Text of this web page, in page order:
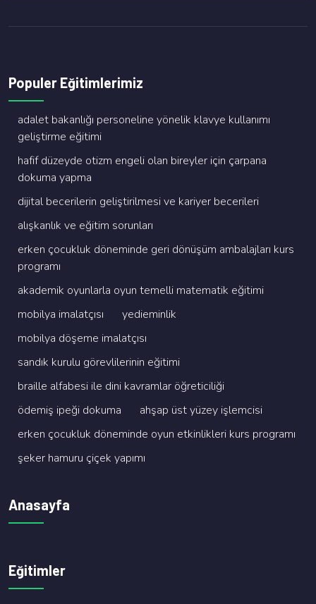
Populer Eğitimlerimiz
adalet bakanliği personeli̇ne yöneli̇k klavye kullanimi
geli̇şti̇rme eği̇ti̇mi̇
hafi̇f düzeyde oti̇zm engeli̇ olan bi̇reyler i̇çi̇n çarpana
dokuma yapma
di̇ji̇tal beceri̇leri̇n geli̇şti̇ri̇lmesi̇ ve kari̇yer beceri̇leri̇
alişkanlik ve eği̇ti̇m sorunlari
erken çocukluk dönemi̇nde geri̇ dönüşüm ambalajlari kurs
programi
akademi̇k oyunlarla oyun temelli̇ matemati̇k eği̇ti̇mi̇
mobi̇lya i̇malatçisi
yedi̇emi̇nli̇k
mobi̇lya döşeme i̇malatçisi
sandik kurulu görevli̇leri̇ni̇n eği̇ti̇mi̇
brai̇lle alfabesi̇ i̇le di̇ni̇ kavramlar öğreti̇ci̇li̇ği̇
ödemi̇ş i̇peği̇ dokuma
ahşap üst yüzey i̇şlemci̇si̇
erken çocukluk dönemi̇nde oyun etki̇nli̇kleri̇ kurs programi
şeker hamuru çi̇çek yapimi
Anasayfa
Eğitimler